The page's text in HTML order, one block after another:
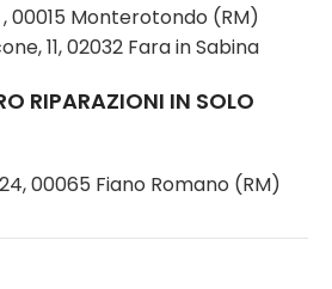
, 00015 Monterotondo (RM)
11, 02032 Fara in Sabina
RIPARAZIONI IN SOLO
00065 Fiano Romano (RM)